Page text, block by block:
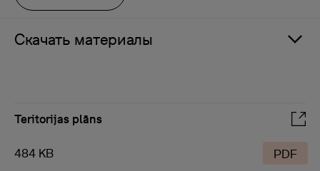
Скачать материалы
Teritorijas plāns
484 KB PDF